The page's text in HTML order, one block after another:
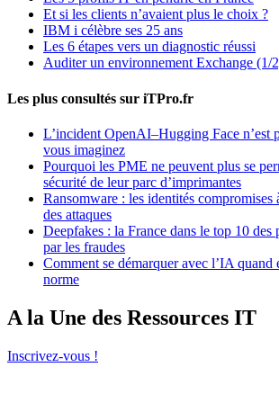
Et si les clients n’avaient plus le choix ?
IBM i célèbre ses 25 ans
Les 6 étapes vers un diagnostic réussi
Auditer un environnement Exchange (1/
Les plus consultés sur iTPro.fr
L’incident OpenAI–Hugging Face n’est
vous imaginez
Pourquoi les PME ne peuvent plus se
sécurité de leur parc d’imprimantes
Ransomware : les identités compromises
des attaques
Deepfakes : la France dans le top 10 des
par les fraudes
Comment se démarquer avec l’IA quand
norme
A la Une des Ressources IT
Inscrivez-vous !